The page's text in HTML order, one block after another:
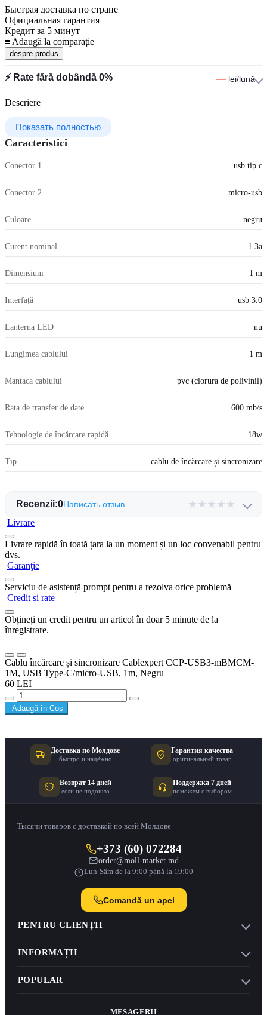
Быстрая доставка по стране
Официальная гарантия
Кредит за 5 минут
≡ Adaugă la comparație
despre produs
⚡ Rate fără dobândă 0% — lei/lună
Descriere
Показать полностью
Caracteristici
Conector 1 usb tip c
Conector 2 micro-usb
Culoare negru
Curent nominal 1.3a
Dimensiuni 1 m
Interfață usb 3.0
Lanterna LED nu
Lungimea cablului 1 m
Mantaca cablului pvc (clorura de polivinil)
Rata de transfer de date 600 mb/s
Tehnologie de încărcare rapidă 18w
Tip cablu de încărcare și sincronizare
Recenzii:0Написать отзыв ★ ★ ★ ★ ★
Livrare
Livrare rapidă în toată țara la un moment și un loc convenabil pentru
dvs.
Garanţie
Serviciu de asistență prompt pentru a rezolva orice problemă
Credit și rate
Obțineți un credit pentru un articol în doar 5 minute de la
înregistrare.
Cablu încărcare și sincronizare Cablexpert CCP-USB3-mBMCM-
1M, USB Type-C/micro-USB, 1m, Negru
60 LEI
Adaugă în Coș
Доставка по Молдове
быстро и надёжно
Гарантия качества
оригинальный товар
Возврат 14 дней
если не подошло
Поддержка 7 дней
поможем с выбором
Тысячи товаров с доставкой по всей Молдове
+373 (60) 072284
order@moll-market.md
Lun-Sâm de la 9:00 până la 19:00
Comandă un apel
PENTRU CLIENȚII
INFORMAȚII
POPULAR
MESAGERII